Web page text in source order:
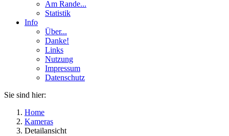
Am Rande...
Statistik
Info
Über...
Danke!
Links
Nutzung
Impressum
Datenschutz
Sie sind hier:
Home
Kameras
Detailansicht